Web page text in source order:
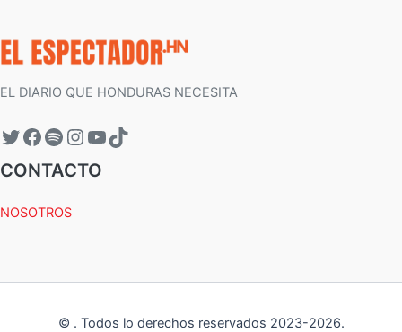
EL DIARIO QUE HONDURAS NECESITA
CONTACTO
NOSOTROS
© . Todos lo derechos reservados 2023-2026.